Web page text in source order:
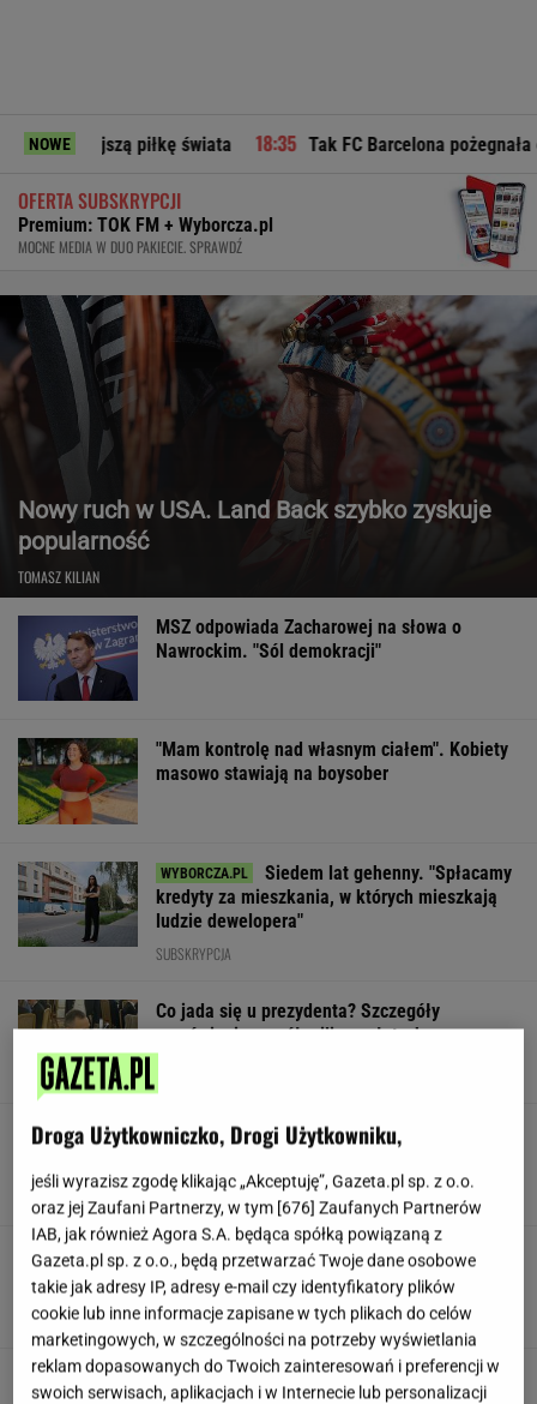
NOWE
piłkę świata Tak FC Barcelona pożegnała ojca Leo
OFERTA SUBSKRYPCJI
Premium: TOK FM + Wyborcza.pl
MOCNE MEDIA W DUO PAKIECIE. SPRAWDŹ
Nowy ruch w USA. Land Back szybko zyskuje
popularność
TOMASZ KILIAN
MSZ odpowiada Zacharowej na słowa o
Nawrockim. "Sól demokracji"
"Mam kontrolę nad własnym ciałem". Kobiety
masowo stawiają na boysober
Siedem lat gehenny. "Spłacamy
kredyty za mieszkania, w których mieszkają
ludzie dewelopera"
SUBSKRYPCJA
Co jada się u prezydenta? Szczegóły
zamówienia za pół miliona złotych
Nowe zdjęcie Johna Goodmana trafiło do
sieci. Aktor schudł 90 kg
"Poznajmy się bliżej". Nawrocka zaprasza
młode Polki
Droga Użytkowniczko, Drogi Użytkowniku,
jeśli wyrazisz zgodę klikając „Akceptuję”, Gazeta.pl sp. z o.o.
oraz jej Zaufani Partnerzy, w tym [676] Zaufanych Partnerów
IAB, jak również Agora S.A. będąca spółką powiązaną z
Gazeta.pl sp. z o.o., będą przetwarzać Twoje dane osobowe
takie jak adresy IP, adresy e-mail czy identyfikatory plików
cookie lub inne informacje zapisane w tych plikach do celów
marketingowych, w szczególności na potrzeby wyświetlania
reklam dopasowanych do Twoich zainteresowań i preferencji w
swoich serwisach, aplikacjach i w Internecie lub personalizacji